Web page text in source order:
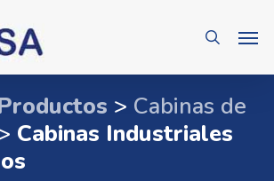
search
> Cabinas de
Cabinas Industriales